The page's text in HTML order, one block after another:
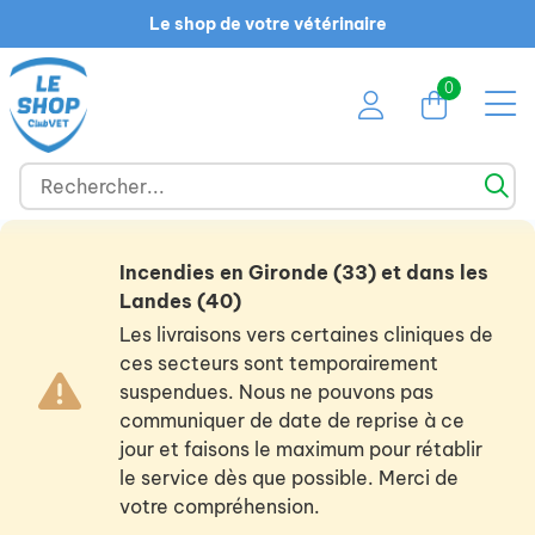
Le shop de votre vétérinaire
0
Incendies en Gironde (33) et dans les
Landes (40)
Les livraisons vers certaines cliniques de
ces secteurs sont temporairement
suspendues. Nous ne pouvons pas
communiquer de date de reprise à ce
jour et faisons le maximum pour rétablir
le service dès que possible. Merci de
votre compréhension.